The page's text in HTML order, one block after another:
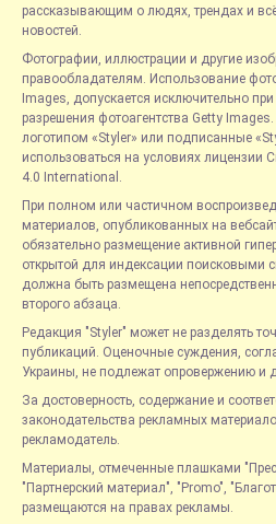
рассказывающим о людях, трендах и
новостей.
Фотографии, иллюстрации и другие
правообладателям. Использование
Images, допускается исключительно
разрешения фотоагентства Getty
логотипом «Styler» или подписанные
использоваться на условиях лицензии
4.0 International.
При полном или частичном
материалов, опубликованных на
обязательно размещение активной
открытой для индексации поисковыми
должна быть размещена
второго абзаца.
Редакция "Styler" может не разделять
публикаций. Оценочные суждения,
Украины, не подлежат опровержению и
За достоверность, содержание и
законодательства рекламных
рекламодатель.
Материалы, отмеченные плашками
"Партнерский материал", "Promo",
размещаются на правах рекламы.